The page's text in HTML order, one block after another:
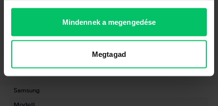
Mindennek a megengedése
Megtagad
Mutass többet
Termékmegfelelőségi információk
Termékbiztonsági információk
Samsung